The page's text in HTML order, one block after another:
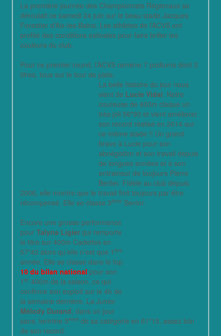
La première journée des Championnats Régionaux se
déroulait ce samedi 24 juin sur le beau stade Jacques
Forestier d’Aix-les-Bains. Les athlètes de l’ACVS ont
profité des conditions estivales pour faire briller les
couleurs du club.
Pour ce premier round, l’ACVS ramène 7 podiums dont 3
titres, tous sur le tour de piste.
La belle histoire du jour nous
vient de Lucie Vidal. Notre
coureuse de 400m claque un
très joli 56″93 et vient améliorer
son record réalisé en 2014 sur
ce même stade !! Un grand
bravo à Lucie pour son
abnégation et son travail depuis
de longues années et à son
entraineur de toujours Pierre
Berlier. Fidèle au club depuis
2006, elle montre que le travail finit toujours par être
récompensé. Elle se classe 3ème Senior.
Encore une grosse performance
pour Talyna Ligier qui remporte
le titre sur 400m Cadettes en
57″42 alors qu’elle n’est que 1 ère
année. Elle se classe dans le top
10 du bilan national pour son
1 er 400m de la saison, ce qui
confirme son exploit sur le 4h de
la semaine dernière. La Junior
Mélody Durand, dans un jour
sans, termine 5ème de sa catégorie en 61″15, assez loin
de son record.